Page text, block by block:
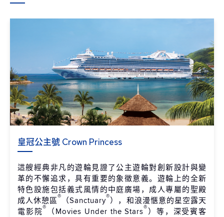
皇冠公主號 Crown Princess
這艘經典非凡的遊輪見證了公主遊輪對創新設計與變
革的不懈追求，具有重要的象徵意義。遊輪上的全新
特色設施包括義式風情的中庭廣場，成人專屬的聖殿
成人休憩區® （Sanctuary®），和浪漫愜意的星空露天
電影院® （Movies Under the Stars®）等，深受賓客